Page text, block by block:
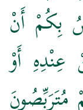
بِكُمْ أَنْ
عِنْدِهِ أَوْ
مُتَرَبِّصُونَ